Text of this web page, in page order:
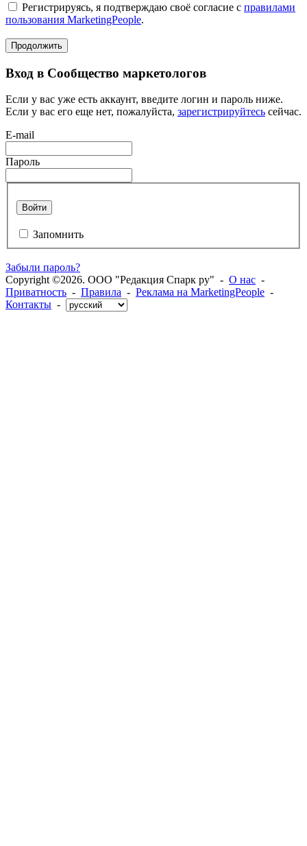
Регистрируясь, я подтверждаю своё согласие с правилами
пользования MarketingPeople.
Продолжить
Вход в Сообщество маркетологов
Если у вас уже есть аккаунт, введите логин и пароль ниже.
Если у вас его еще нет, пожалуйста, зарегистрируйтесь сейчас.
E-mail
Пароль
Войти
Запомнить
Забыли пароль?
Copyright ©2026. ООО "Редакция Спарк ру" - О нас -
Приватность - Правила - Реклама на MarketingPeople -
Контакты -